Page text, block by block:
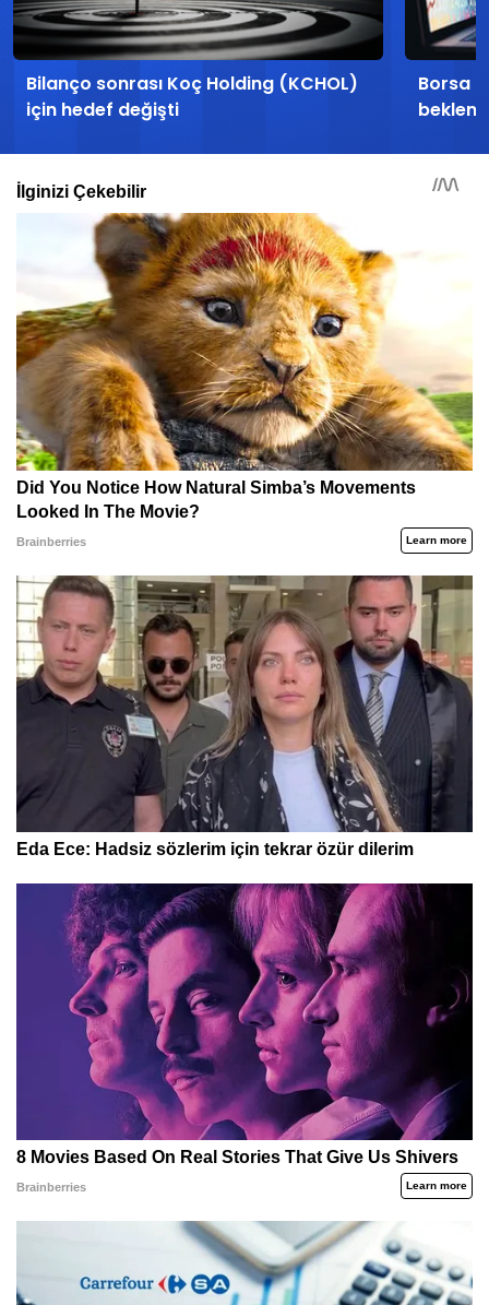
Bilanço sonrası Koç Holding (KCHOL)
için hedef değişti
Borsa